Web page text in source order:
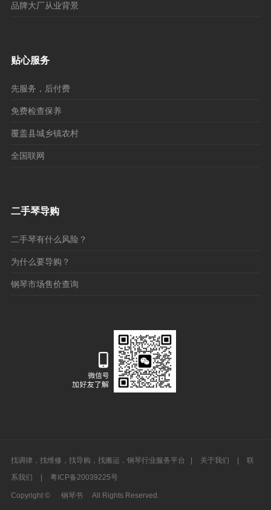
品牌大厂从业背景
贴心服务
先服务，后付费
免费检查保养
覆盖县城乡镇农村
全国联网
二手琴导购
二手琴有什么风险？
为什么要导购？
钢琴市场售价查询
找调律，找维修，找导购，找搬运，钢琴行业服务平台 | 关于我们 |
联
系我们
| 粤ICP备20039225号
Copyright © 钢琴书 All Rights Reserved.